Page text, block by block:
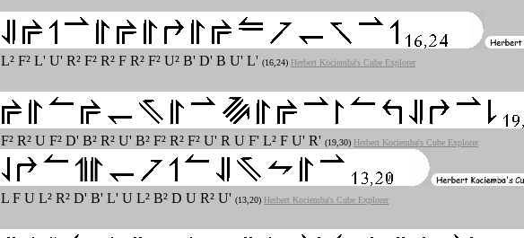
L² F² L' U' R² F² R² F R² F² U² B' D' B U' L' (16,24) Herbert Kociemba's Cube Explorer
F² R² U F² D' B² R² U' B² F² R² F² U' R U F' L² F U' R' (19,30) Herbert Kociemba's Cube Explorer
L F U L² R² D' B' L' U L² B² D U R² U' (13,20) Herbert Kociemba's Cube Explorer